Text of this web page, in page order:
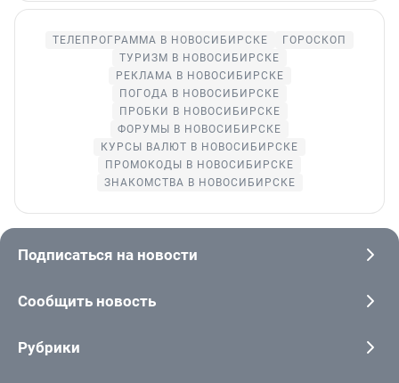
ТЕЛЕПРОГРАММА В НОВОСИБИРСКЕ
ГОРОСКОП
ТУРИЗМ В НОВОСИБИРСКЕ
РЕКЛАМА В НОВОСИБИРСКЕ
ПОГОДА В НОВОСИБИРСКЕ
ПРОБКИ В НОВОСИБИРСКЕ
ФОРУМЫ В НОВОСИБИРСКЕ
КУРСЫ ВАЛЮТ В НОВОСИБИРСКЕ
ПРОМОКОДЫ В НОВОСИБИРСКЕ
ЗНАКОМСТВА В НОВОСИБИРСКЕ
Подписаться на новости
Сообщить новость
Рубрики